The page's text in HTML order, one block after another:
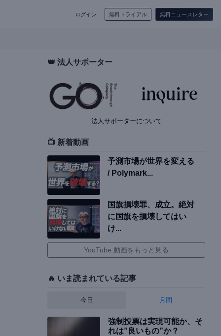
ログイン 無料トライアル 無料ニュースレター
👑 法人サポーター
法人サポーターについて
📺 新着動画
予測市場が世界を変える
/ Polymark...
国旗損壊罪、成立。絶対
に国旗を損壊してはい
け...
YouTube 動画をもっと見る
🔥 いま読まれている記事
今日 月間
強制投票は実現可能か、そ
れは”良いもの”か？